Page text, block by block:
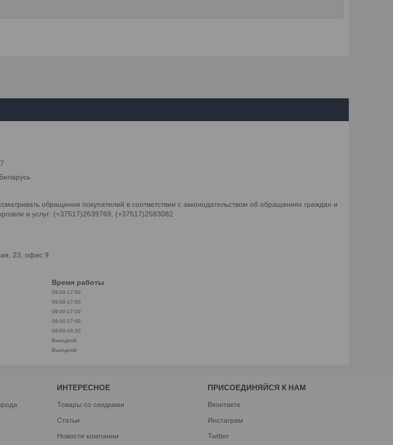
обращения покупателей в соответствии с законодательством об обращениях граждан и
и услуг: (+37517)2639769, (+37517)2583082
23, офис 9
Время работы
09:00-17:00
09:00-17:00
09:00-17:00
09:00-17:00
09:00-16:30
Выходной
Выходной
ИНТЕРЕСНОЕ
Товары со скидками
Статьи
Новости компании
ПРИСОЕДИНЯЙСЯ К НАМ
Вконтакте
Инстаграм
Twitter